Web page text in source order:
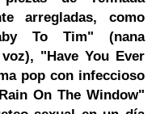
arregladas, como
To Tim" (nana
"Have You Ever
pop con infeccioso
On The Window"